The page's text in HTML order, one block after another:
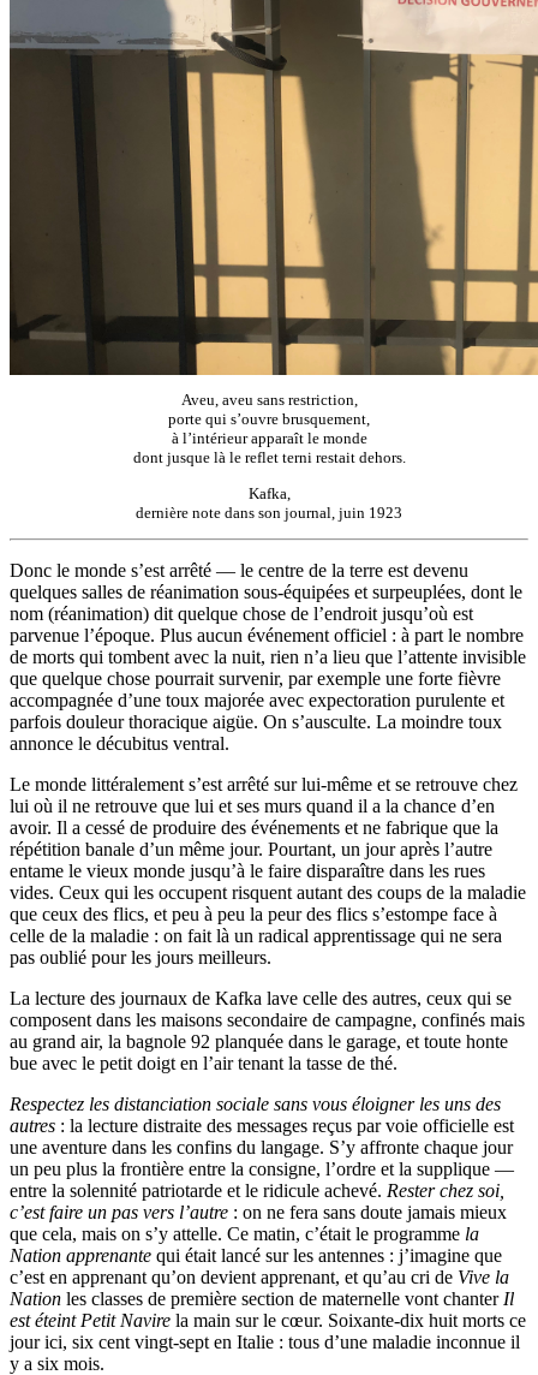
Aveu, aveu sans restriction,
porte qui s’ouvre brusquement,
à l’intérieur apparaît le monde
dont jusque là le reflet terni restait dehors.
Kafka,
dernière note dans son journal, juin 1923
Donc le monde s’est arrêté — le centre de la terre est devenu
quelques salles de réanimation sous-équipées et surpeuplées, dont le
nom (réanimation) dit quelque chose de l’endroit jusqu’où est
parvenue l’époque. Plus aucun événement officiel : à part le nombre
de morts qui tombent avec la nuit, rien n’a lieu que l’attente invisible
que quelque chose pourrait survenir, par exemple une forte fièvre
accompagnée d’une toux majorée avec expectoration purulente et
parfois douleur thoracique aigüe. On s’ausculte. La moindre toux
annonce le décubitus ventral.
Le monde littéralement s’est arrêté sur lui-même et se retrouve chez
lui où il ne retrouve que lui et ses murs quand il a la chance d’en
avoir. Il a cessé de produire des événements et ne fabrique que la
répétition banale d’un même jour. Pourtant, un jour après l’autre
entame le vieux monde jusqu’à le faire disparaître dans les rues
vides. Ceux qui les occupent risquent autant des coups de la maladie
que ceux des flics, et peu à peu la peur des flics s’estompe face à
celle de la maladie : on fait là un radical apprentissage qui ne sera
pas oublié pour les jours meilleurs.
La lecture des journaux de Kafka lave celle des autres, ceux qui se
composent dans les maisons secondaire de campagne, confinés mais
au grand air, la bagnole 92 planquée dans le garage, et toute honte
bue avec le petit doigt en l’air tenant la tasse de thé.
Respectez les distanciation sociale sans vous éloigner les uns des
autres : la lecture distraite des messages reçus par voie officielle est
une aventure dans les confins du langage. S’y affronte chaque jour
un peu plus la frontière entre la consigne, l’ordre et la supplique —
entre la solennité patriotarde et le ridicule achevé. Rester chez soi,
c’est faire un pas vers l’autre : on ne fera sans doute jamais mieux
que cela, mais on s’y attelle. Ce matin, c’était le programme la
Nation apprenante qui était lancé sur les antennes : j’imagine que
c’est en apprenant qu’on devient apprenant, et qu’au cri de Vive la
Nation les classes de première section de maternelle vont chanter Il
est éteint Petit Navire la main sur le cœur. Soixante-dix huit morts ce
jour ici, six cent vingt-sept en Italie : tous d’une maladie inconnue il
y a six mois.